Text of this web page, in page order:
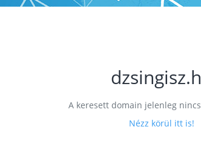
A keresett domain jelenleg
Nézz körül itt is!